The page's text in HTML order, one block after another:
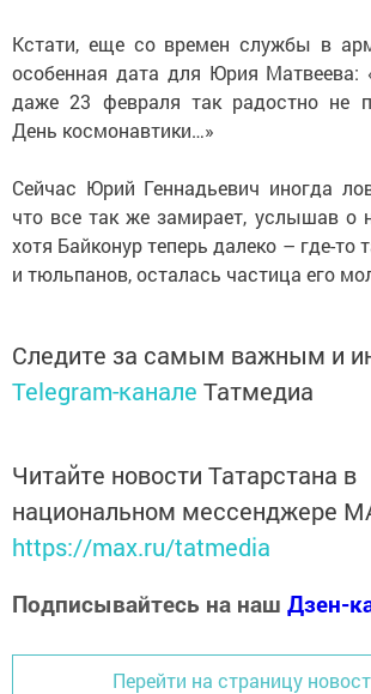
Кстати, еще со времен службы в
особенная дата для Юрия
даже 23 февраля так радостно не
День космонавтики…»
Сейчас Юрий Геннадьевич иногда
что все так же замирает, услышав о
хотя Байконур теперь далеко – где-то
и тюльпанов, осталась частица его
Следите за самым важным и
Telegram-канале Татмедиа
Читайте новости Татарстана в
национальном мессенджере
https://max.ru/tatmedia
Подписывайтесь на наш Дзен-
Перейти на страницу